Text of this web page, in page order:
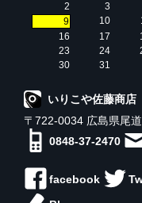
2
3
9
10
16
17
23
24
30
31
いりこや佐藤商店
〒722-0034 広島県尾
0848-37-2470
facebook